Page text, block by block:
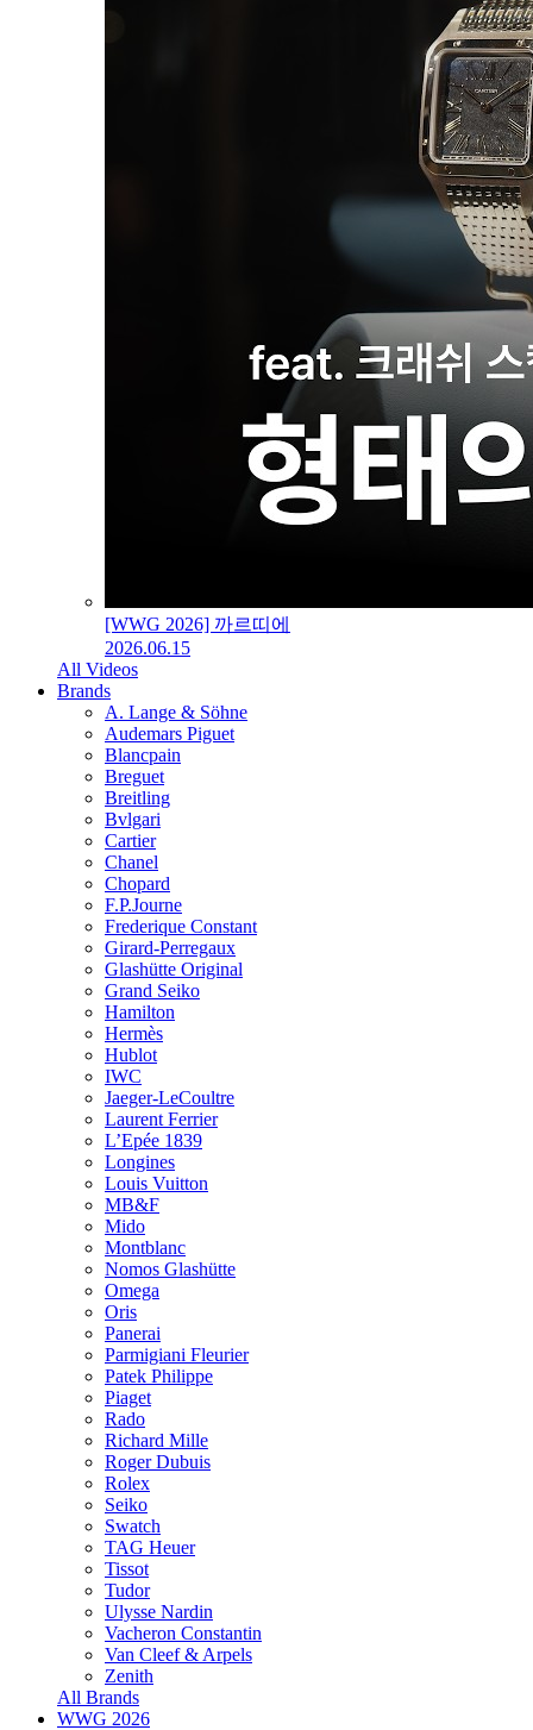
[WWG 2026] 까르띠에
2026.06.15
All Videos
Brands
A. Lange & Söhne
Audemars Piguet
Blancpain
Breguet
Breitling
Bvlgari
Cartier
Chanel
Chopard
F.P.Journe
Frederique Constant
Girard-Perregaux
Glashütte Original
Grand Seiko
Hamilton
Hermès
Hublot
IWC
Jaeger-LeCoultre
Laurent Ferrier
L’Epée 1839
Longines
Louis Vuitton
MB&F
Mido
Montblanc
Nomos Glashütte
Omega
Oris
Panerai
Parmigiani Fleurier
Patek Philippe
Piaget
Rado
Richard Mille
Roger Dubuis
Rolex
Seiko
Swatch
TAG Heuer
Tissot
Tudor
Ulysse Nardin
Vacheron Constantin
Van Cleef & Arpels
Zenith
All Brands
WWG 2026